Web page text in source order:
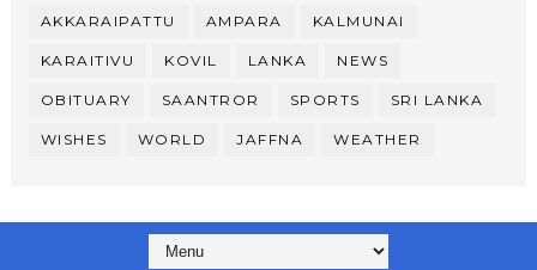
AKKARAIPATTU AMPARA KALMUNAI
KARAITIVU KOVIL LANKA NEWS
OBITUARY SAANTROR SPORTS SRI LANKA
WISHES WORLD JAFFNA WEATHER